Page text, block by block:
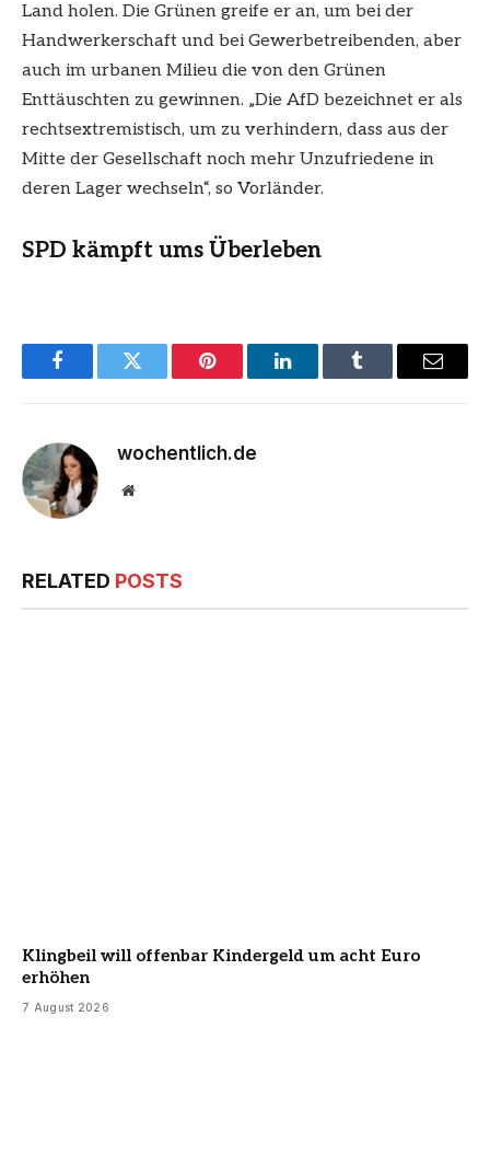
Land holen. Die Grünen greife er an, um bei der
Handwerkerschaft und bei Gewerbetreibenden, aber
auch im urbanen Milieu die von den Grünen
Enttäuschten zu gewinnen. „Die AfD bezeichnet er als
rechtsextremistisch, um zu verhindern, dass aus der
Mitte der Gesellschaft noch mehr Unzufriedene in
deren Lager wechseln“, so Vorländer.
SPD kämpft ums Überleben
FacebookTwitter Pinterest LinkedInTumblr Email
wochentlich.de
Website
RELATED POSTS
Klingbeil will offenbar Kindergeld um acht Euro
erhöhen
7 August 2026